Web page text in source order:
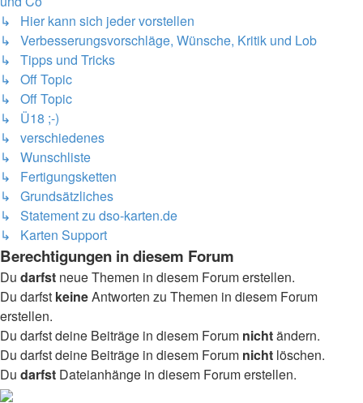
↳ Hier kann sich jeder vorstellen
↳ Verbesserungsvorschläge, Wünsche, Kritik und Lob
↳ Tipps und Tricks
↳ Off Topic
↳ Off Topic
↳ Ü18 ;-)
↳ verschiedenes
↳ Wunschliste
↳ Fertigungsketten
↳ Grundsätzliches
↳ Statement zu dso-karten.de
↳ Karten Support
Berechtigungen in diesem Forum
Du darfst neue Themen in diesem Forum erstellen.
Du darfst keineAntworten zu Themen in diesem Forum
erstellen.
Du darfst deine Beiträge in diesem Forum nichtändern.
Du darfst deine Beiträge in diesem Forum nicht löschen.
Du darfst Dateianhänge in diesem Forum erstellen.